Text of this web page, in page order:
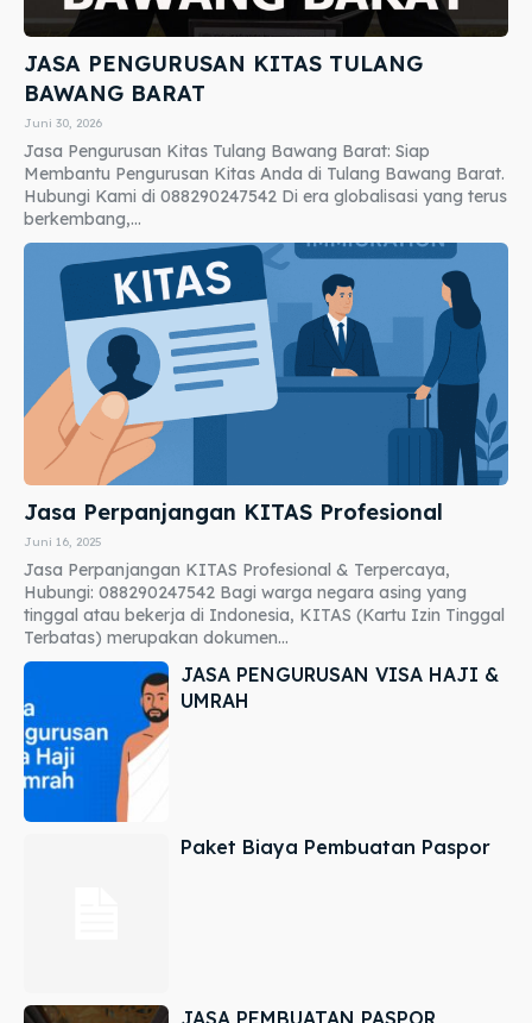
JASA PENGURUSAN KITAS TULANG
BAWANG BARAT
Juni 30, 2026
Jasa Pengurusan Kitas Tulang Bawang Barat: Siap
Membantu Pengurusan Kitas Anda di Tulang Bawang Barat.
Hubungi Kami di 088290247542 Di era globalisasi yang terus
berkembang,...
Jasa Perpanjangan KITAS Profesional
Juni 16, 2025
Jasa Perpanjangan KITAS Profesional & Terpercaya,
Hubungi: 088290247542 Bagi warga negara asing yang
tinggal atau bekerja di Indonesia, KITAS (Kartu Izin Tinggal
Terbatas) merupakan dokumen...
JASA PENGURUSAN VISA HAJI &
UMRAH
Paket Biaya Pembuatan Paspor